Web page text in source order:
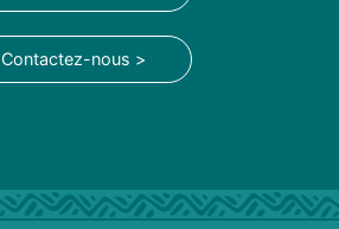
Contactez-nous >